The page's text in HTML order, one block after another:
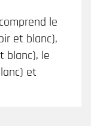
le
et blanc),
blanc), le
et